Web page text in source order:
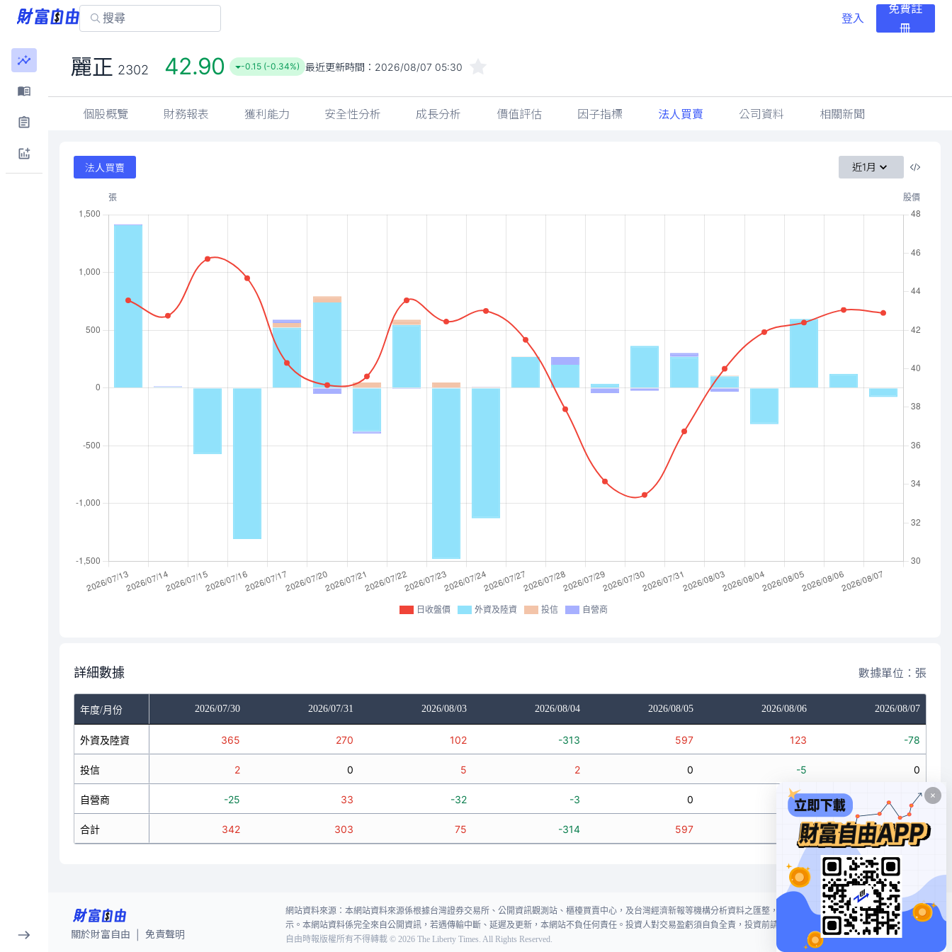
登入
免費註
冊
麗正 2302 42.90 -0.15 (-0.34%) 最近更新時間： 2026/08/07 05:30
個股概覽 財務報表 獲利能力 安全性分析 成長分析 價值評估 因子指標 法人買賣 公司資料 相關新聞
法人買賣 近1月
日收盤價 外資及陸資 投信 自營商
詳細數據 數據單位：張
年度/月份
2026/07/29 2026/07/30 2026/07/31 2026/08/03 2026/08/04 2026/08/05 2026/08/06 2026/08/07
外資及陸資
投信
自營商
合計
37 365 270 102 -313 597 123 -78
2 0 5 2 0 -5 0
-25 33 -32 -3 0 0 -2
342 303 75 -314 597 118 -80
關於財富自由 免責聲明
網站資料來源：本網站資料來源係根據台灣證券交易所、公開資訊觀測站、櫃檯買賣中心，及台灣經濟新報等機構分析資料之匯整，本網站對投資人買賣不作任何建議或暗
示。本網站資料係完全來自公開資訊，若遇傳輸中斷、延遲及更新，本網站不負任何責任。投資人對交易盈虧須自負全責，投資前請謹慎評估風險。
自由時報版權所有不得轉載 © 2026 The Liberty Times. All Rights Reserved.